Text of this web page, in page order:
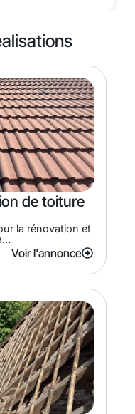
de toiture
la rénovation et
Voir l'annonce